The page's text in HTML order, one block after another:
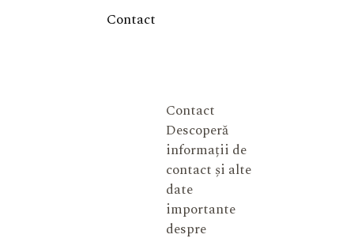
Contact
Contact
Descoperă
informații de
contact și alte
date
importante
despre